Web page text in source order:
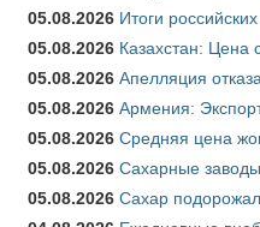
05.08.2026 Итоги
05.08.2026 Казахстан: Цена
05.08.2026 Апелляция
05.08.2026 Армения:
05.08.2026 Средняя цена
05.08.2026 Сахарные
05.08.2026 Сахар